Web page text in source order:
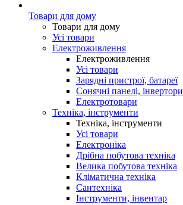
Товари для дому
Товари для дому
Усі товари
Електроживлення
Електроживлення
Усі товари
Зарядні пристрої, батареї
Сонячні панелі, інвертори
Електротовари
Техніка, інструменти
Техніка, інструменти
Усі товари
Електроніка
Дрібна побутова техніка
Велика побутова техніка
Кліматична техніка
Сантехніка
Інструменти, інвентар